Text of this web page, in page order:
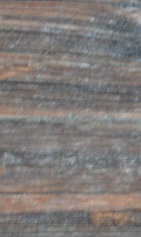
dass es sich bei
Adressen im
2001 und am
Daten“ gemäß
196/2003)
des
nur nach
Übermittlung von
Newsletter der
von
von